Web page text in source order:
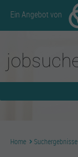
Ein Angebot von
Home Suchergebnisse